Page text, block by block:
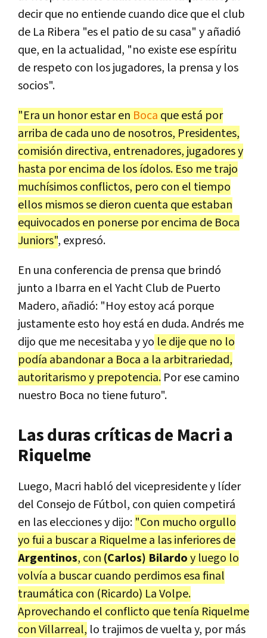
decir que no entiende cuando dice que el club
de La Ribera "es el patio de su casa" y añadió
que, en la actualidad, "no existe ese espíritu
de respeto con los jugadores, la prensa y los
socios".
"Era un honor estar en Boca que está por
arriba de cada uno de nosotros, Presidentes,
comisión directiva, entrenadores, jugadores y
hasta por encima de los ídolos. Eso me trajo
muchísimos conflictos, pero con el tiempo
ellos mismos se dieron cuenta que estaban
equivocados en ponerse por encima de Boca
Juniors", expresó.
En una conferencia de prensa que brindó
junto a Ibarra en el Yacht Club de Puerto
Madero, añadió: "Hoy estoy acá porque
justamente esto hoy está en duda. Andrés me
dijo que me necesitaba y yo le dije que no lo
podía abandonar a Boca a la arbitrariedad,
autoritarismo y prepotencia. Por ese camino
nuestro Boca no tiene futuro".
Las duras críticas de Macri a
Riquelme
Luego, Macri habló del vicepresidente y líder
del Consejo de Fútbol, con quien competirá
en las elecciones y dijo: "Con mucho orgullo
yo fui a buscar a Riquelme a las inferiores de
Argentinos, con (Carlos) Bilardoy luego lo
volvía a buscar cuando perdimos esa final
traumática con (Ricardo) La Volpe.
Aprovechando el conflicto que tenía Riquelme
con Villarreal, lo trajimos de vuelta y, por más